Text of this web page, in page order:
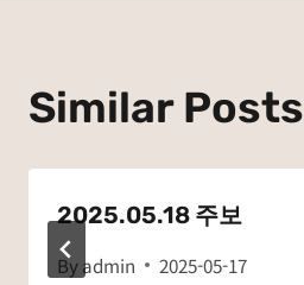
Similar Posts
2025.05.18 주보
Byadmin 2025-05-17